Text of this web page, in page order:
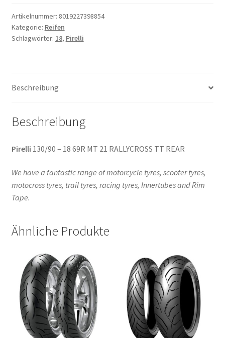
(M+S)
130/90
-
(Hinterreifen)
Artikelnummer: 8019227398854
Kategorie: Reifen
Schlagwörter: 18, Pirelli
Beschreibung
Beschreibung
Pirelli 130/90 – 18 69R MT 21 RALLYCROSS TT REAR
We have a fantastic range of motorcycle tyres, scooter tyres,
motocross tyres, trail tyres, racing tyres, Innertubes and Rim
Tape.
Ähnliche Produkte